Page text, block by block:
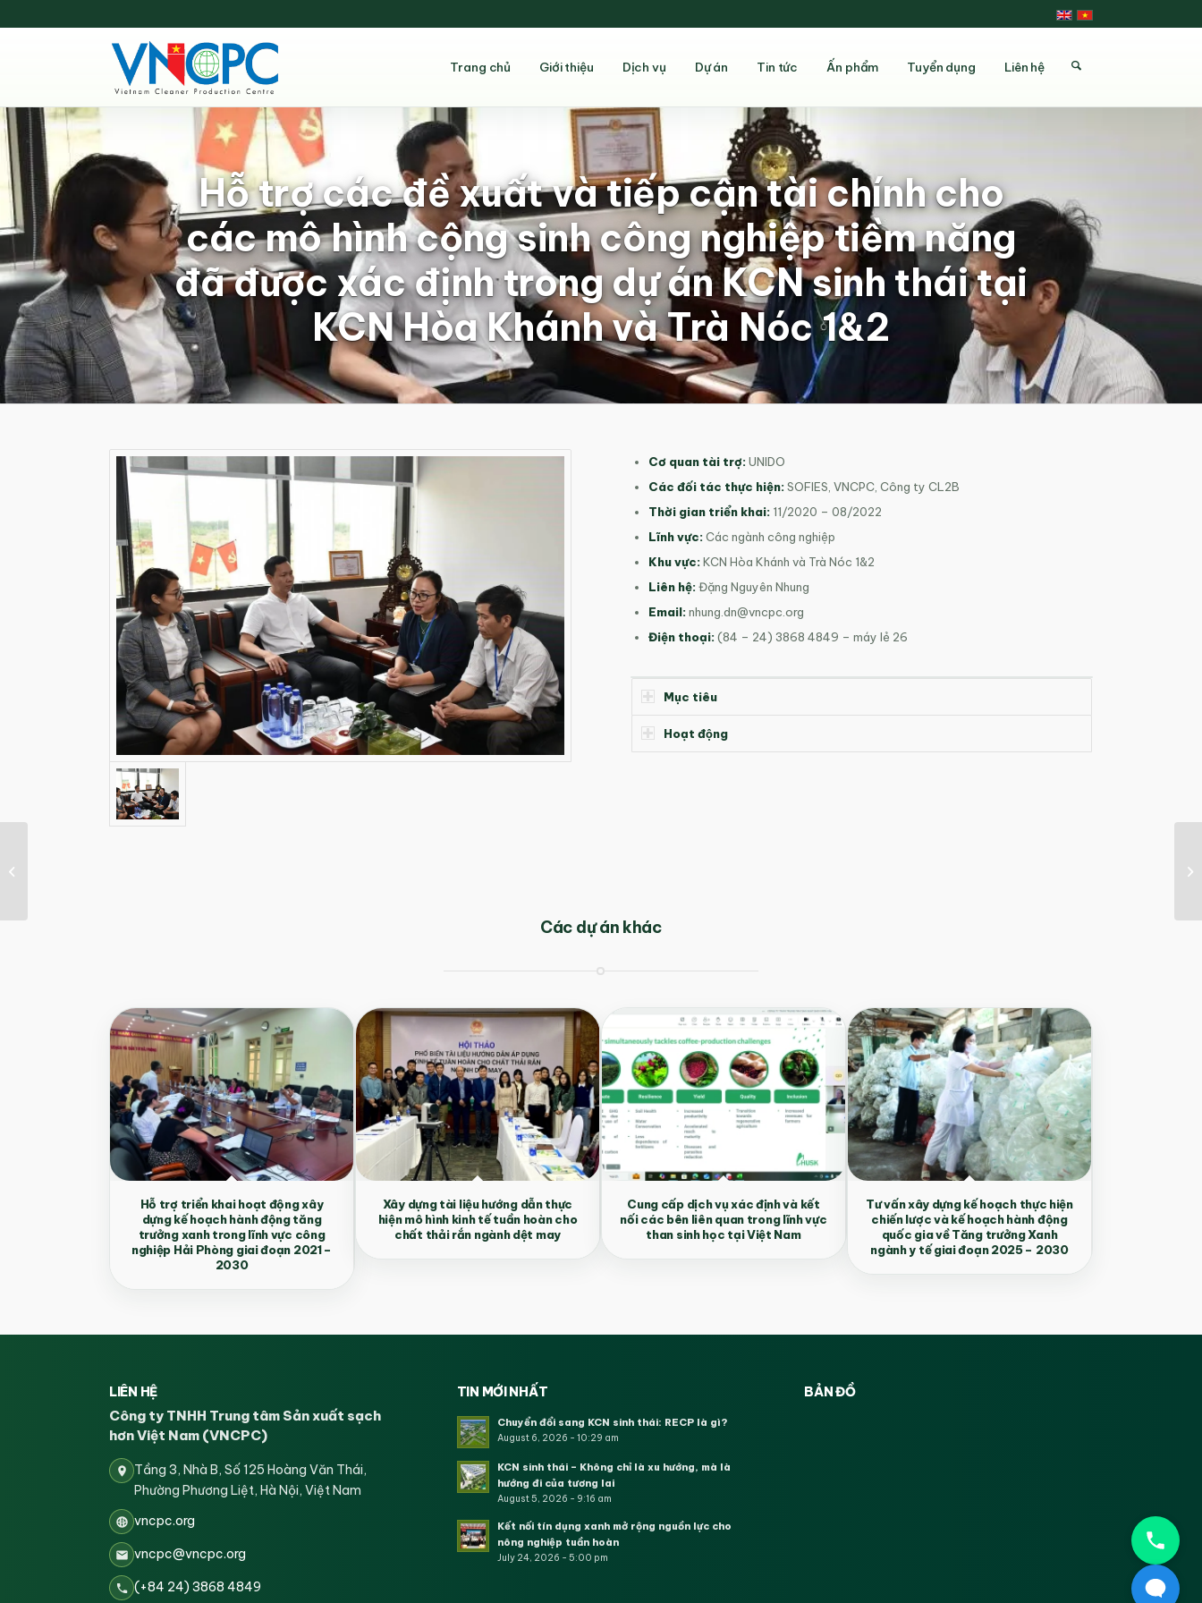
Trang chủ Giới thiệu Dịch vụ Dự án Tin tức Ấn phẩm Tuyển dụng Liên hệ
Hỗ trợ các đề xuất và tiếp cận tài chính cho
các mô hình cộng sinh công nghiệp tiềm năng
đã được xác định trong dự án KCN sinh thái tại
KCN Hòa Khánh và Trà Nóc 1&2
Cơ quan tài trợ: UNIDO
Các đối tác thực hiện: SOFIES, VNCPC, Công ty CL2B
Thời gian triển khai: 11/2020 – 08/2022
Lĩnh vực: Các ngành công nghiệp
Khu vực: KCN Hòa Khánh và Trà Nóc 1&2
Liên hệ: Đặng Nguyên Nhung
Email: nhung.dn@vncpc.org
Điện thoại: (84 – 24) 3868 4849 – máy lẻ 26
Mục tiêu
Hoạt động
Các dự án khác
Hỗ trợ triển khai hoạt động xây
dựng kế hoạch hành động tăng
trưởng xanh trong lĩnh vực công
nghiệp Hải Phòng giai đoạn 2021 –
2030
Xây dựng tài liệu hướng dẫn thực
hiện mô hình kinh tế tuần hoàn cho
chất thải rắn ngành dệt may
Cung cấp dịch vụ xác định và kết
nối các bên liên quan trong lĩnh vực
than sinh học tại Việt Nam
Tư vấn xây dựng kế hoạch thực hiện
chiến lược và kế hoạch hành động
quốc gia về Tăng trưởng Xanh
ngành y tế giai đoạn 2025 – 2030
LIÊN HỆ
Công ty TNHH Trung tâm Sản xuất sạch
hơn Việt Nam (VNCPC)
Tầng 3, Nhà B, Số 125 Hoàng Văn Thái,
Phường Phương Liệt, Hà Nội, Việt Nam
vncpc.org
vncpc@vncpc.org
(+84 24) 3868 4849
TIN MỚI NHẤT
Chuyển đổi sang KCN sinh thái: RECP là gì?
August 6, 2026 - 10:29 am
KCN sinh thái – Không chỉ là xu hướng, mà là
hướng đi của tương lai
August 5, 2026 - 9:16 am
Kết nối tín dụng xanh mở rộng nguồn lực cho
nông nghiệp tuần hoàn
July 24, 2026 - 5:00 pm
BẢN ĐỒ